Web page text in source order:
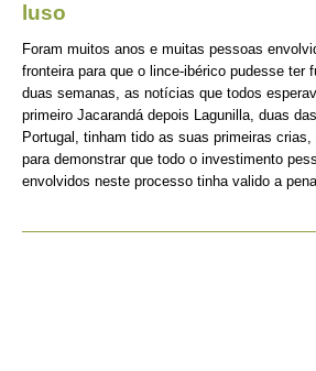
luso
Foram muitos anos e muitas pessoas
fronteira para que o lince-ibérico pudesse ter
duas semanas, as notícias que todos
primeiro Jacarandá depois Lagunilla, duas
Portugal, tinham tido as suas primeiras
para demonstrar que todo o investimento
envolvidos neste processo tinha valido a